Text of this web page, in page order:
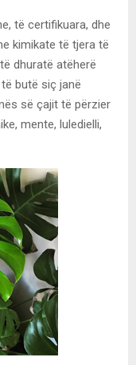
të certifikuara, dhe
kimikate të tjera të
dhuratë atëherë
butë siç janë
së çajit të përzier
mente, luledielli,